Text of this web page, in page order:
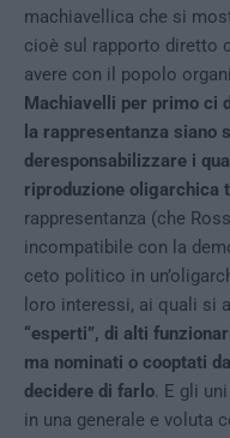
machiavellica che si
cioè sul rapporto diretto
avere con il popolo
Machiavelli per primo ci
la rappresentanza siano
deresponsabilizzare i
riproduzione oligarchica
rappresentanza (che
incompatibile con la
ceto politico in
loro interessi, ai quali si
“esperti”, di alti
ma nominati o cooptati
decidere di farlo. E gli
in una generale e voluta